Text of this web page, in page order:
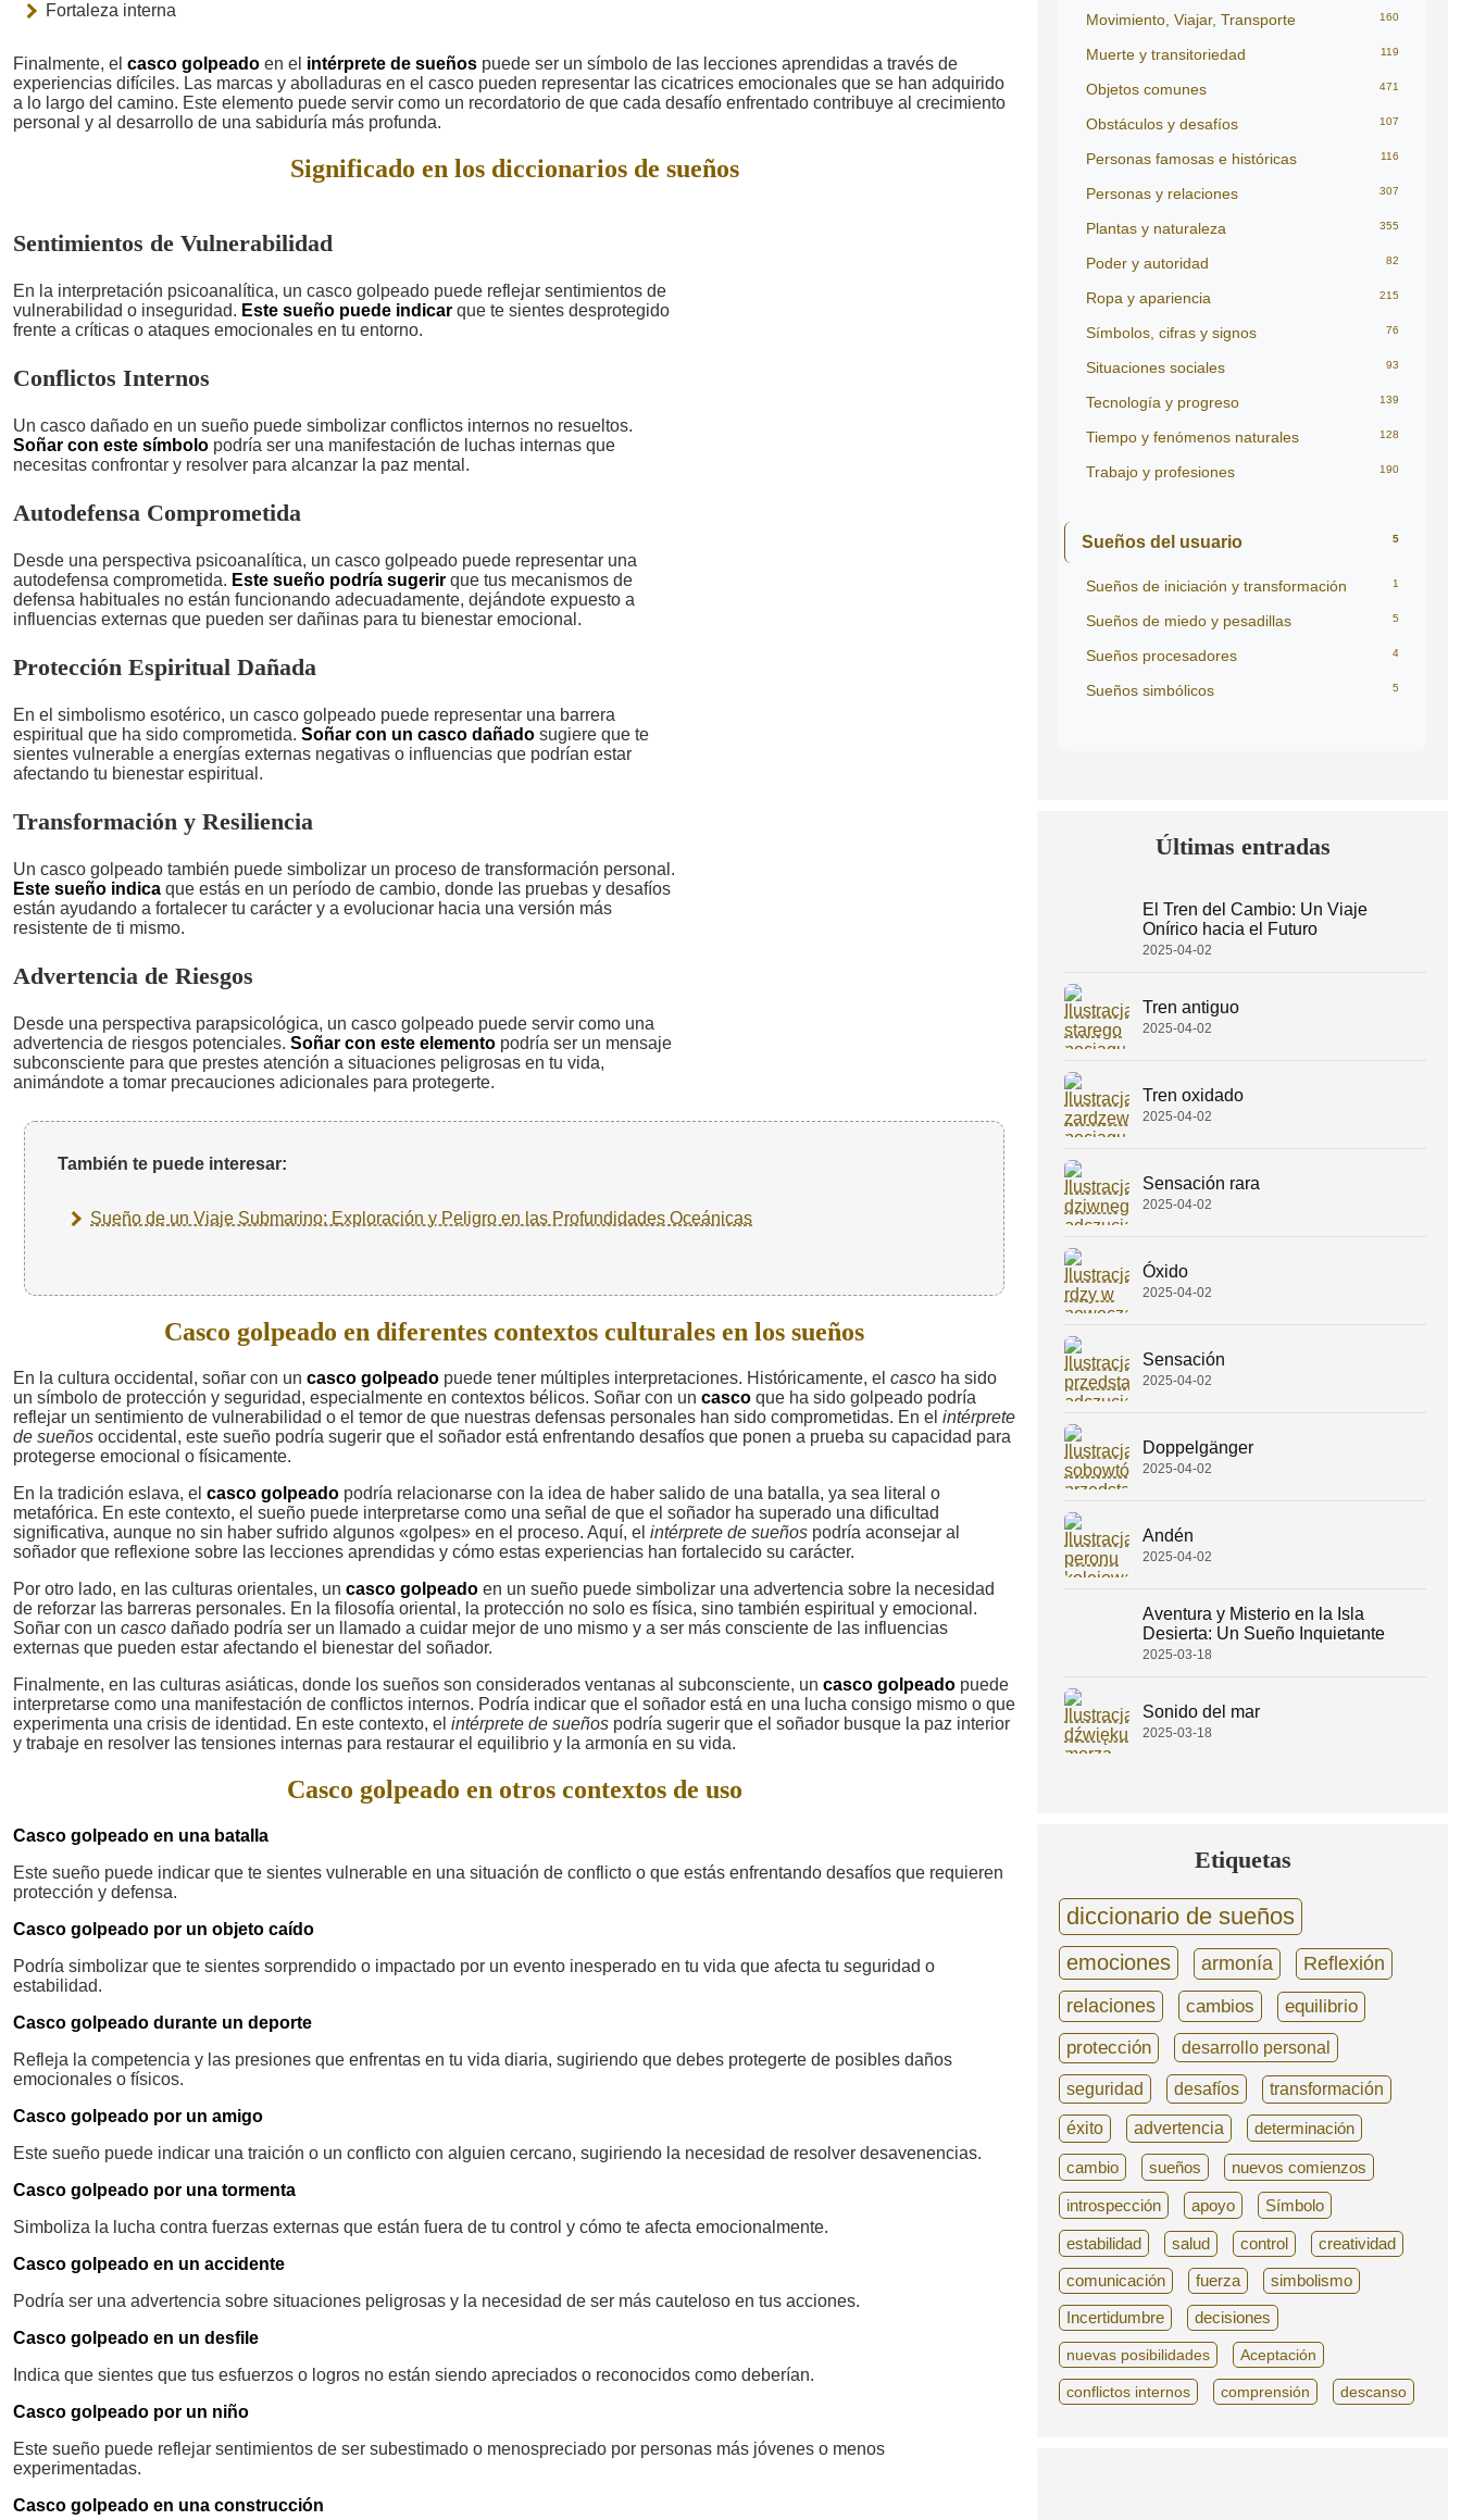
Fortaleza interna
Finalmente, el casco golpeado en el intérprete de sueños puede ser un símbolo de las lecciones aprendidas a través de
experiencias difíciles. Las marcas y abolladuras en el casco pueden representar las cicatrices emocionales que se han adquirido
a lo largo del camino. Este elemento puede servir como un recordatorio de que cada desafío enfrentado contribuye al crecimiento
personal y al desarrollo de una sabiduría más profunda.
Significado en los diccionarios de sueños
Sentimientos de Vulnerabilidad
En la interpretación psicoanalítica, un casco golpeado puede reflejar sentimientos de
vulnerabilidad o inseguridad. Este sueño puede indicar que te sientes desprotegido
frente a críticas o ataques emocionales en tu entorno.
Conflictos Internos
Un casco dañado en un sueño puede simbolizar conflictos internos no resueltos.
Soñar con este símbolo podría ser una manifestación de luchas internas que
necesitas confrontar y resolver para alcanzar la paz mental.
Autodefensa Comprometida
Desde una perspectiva psicoanalítica, un casco golpeado puede representar una
autodefensa comprometida. Este sueño podría sugerir que tus mecanismos de
defensa habituales no están funcionando adecuadamente, dejándote expuesto a
influencias externas que pueden ser dañinas para tu bienestar emocional.
Protección Espiritual Dañada
En el simbolismo esotérico, un casco golpeado puede representar una barrera
espiritual que ha sido comprometida. Soñar con un casco dañado sugiere que te
sientes vulnerable a energías externas negativas o influencias que podrían estar
afectando tu bienestar espiritual.
Transformación y Resiliencia
Un casco golpeado también puede simbolizar un proceso de transformación personal.
Este sueño indica que estás en un período de cambio, donde las pruebas y desafíos
están ayudando a fortalecer tu carácter y a evolucionar hacia una versión más
resistente de ti mismo.
Advertencia de Riesgos
Desde una perspectiva parapsicológica, un casco golpeado puede servir como una
advertencia de riesgos potenciales. Soñar con este elemento podría ser un mensaje
subconsciente para que prestes atención a situaciones peligrosas en tu vida,
animándote a tomar precauciones adicionales para protegerte.
También te puede interesar:
Sueño de un Viaje Submarino: Exploración y Peligro en las Profundidades Oceánicas
Casco golpeado en diferentes contextos culturales en los sueños
En la cultura occidental, soñar con un casco golpeado puede tener múltiples interpretaciones. Históricamente, el casco ha sido
un símbolo de protección y seguridad, especialmente en contextos bélicos. Soñar con un casco que ha sido golpeado podría
reflejar un sentimiento de vulnerabilidad o el temor de que nuestras defensas personales han sido comprometidas. En el intérprete
de sueños occidental, este sueño podría sugerir que el soñador está enfrentando desafíos que ponen a prueba su capacidad para
protegerse emocional o físicamente.
En la tradición eslava, el casco golpeado podría relacionarse con la idea de haber salido de una batalla, ya sea literal o
metafórica. En este contexto, el sueño puede interpretarse como una señal de que el soñador ha superado una dificultad
significativa, aunque no sin haber sufrido algunos «golpes» en el proceso. Aquí, el intérprete de sueños podría aconsejar al
soñador que reflexione sobre las lecciones aprendidas y cómo estas experiencias han fortalecido su carácter.
Por otro lado, en las culturas orientales, un casco golpeado en un sueño puede simbolizar una advertencia sobre la necesidad
de reforzar las barreras personales. En la filosofía oriental, la protección no solo es física, sino también espiritual y emocional.
Soñar con un casco dañado podría ser un llamado a cuidar mejor de uno mismo y a ser más consciente de las influencias
externas que pueden estar afectando el bienestar del soñador.
Finalmente, en las culturas asiáticas, donde los sueños son considerados ventanas al subconsciente, un casco golpeado puede
interpretarse como una manifestación de conflictos internos. Podría indicar que el soñador está en una lucha consigo mismo o que
experimenta una crisis de identidad. En este contexto, el intérprete de sueños podría sugerir que el soñador busque la paz interior
y trabaje en resolver las tensiones internas para restaurar el equilibrio y la armonía en su vida.
Casco golpeado en otros contextos de uso
Casco golpeado en una batalla
Este sueño puede indicar que te sientes vulnerable en una situación de conflicto o que estás enfrentando desafíos que requieren
protección y defensa.
Casco golpeado por un objeto caído
Podría simbolizar que te sientes sorprendido o impactado por un evento inesperado en tu vida que afecta tu seguridad o
estabilidad.
Casco golpeado durante un deporte
Refleja la competencia y las presiones que enfrentas en tu vida diaria, sugiriendo que debes protegerte de posibles daños
emocionales o físicos.
Casco golpeado por un amigo
Este sueño puede indicar una traición o un conflicto con alguien cercano, sugiriendo la necesidad de resolver desavenencias.
Casco golpeado por una tormenta
Simboliza la lucha contra fuerzas externas que están fuera de tu control y cómo te afecta emocionalmente.
Casco golpeado en un accidente
Podría ser una advertencia sobre situaciones peligrosas y la necesidad de ser más cauteloso en tus acciones.
Casco golpeado en un desfile
Indica que sientes que tus esfuerzos o logros no están siendo apreciados o reconocidos como deberían.
Casco golpeado por un niño
Este sueño puede reflejar sentimientos de ser subestimado o menospreciado por personas más jóvenes o menos
experimentadas.
Casco golpeado en una construcción
Movimiento, Viajar, Transporte 160
Muerte y transitoriedad 119
Objetos comunes 471
Obstáculos y desafíos 107
Personas famosas e históricas 116
Personas y relaciones 307
Plantas y naturaleza 355
Poder y autoridad 82
Ropa y apariencia 215
Símbolos, cifras y signos 76
Situaciones sociales 93
Tecnología y progreso 139
Tiempo y fenómenos naturales 128
Trabajo y profesiones 190
Sueños del usuario 5
Sueños de iniciación y transformación 1
Sueños de miedo y pesadillas 5
Sueños procesadores 4
Sueños simbólicos 5
Últimas entradas
El Tren del Cambio: Un Viaje
Onírico hacia el Futuro
2025-04-02
Tren antiguo
2025-04-02
Tren oxidado
2025-04-02
Sensación rara
2025-04-02
Óxido
2025-04-02
Sensación
2025-04-02
Doppelgänger
2025-04-02
Andén
2025-04-02
Aventura y Misterio en la Isla
Desierta: Un Sueño Inquietante
2025-03-18
Sonido del mar
2025-03-18
Etiquetas
diccionario de sueños
emociones armonía
Reflexión
relaciones
cambios
equilibrio
protección
desarrollo personal
seguridad desafíos transformación
éxito advertencia determinación
cambio sueños nuevos comienzos
introspección apoyo Símbolo
estabilidad salud control creatividad
comunicación fuerza simbolismo
Incertidumbre decisiones
nuevas posibilidades Aceptación
conflictos internos comprensión descanso